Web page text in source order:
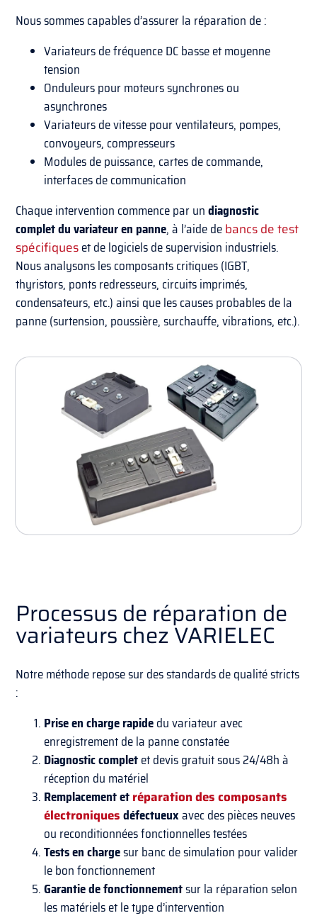
Nous sommes capables d’assurer la réparation de :
Variateurs de fréquence DC basse et moyenne
tension
Onduleurs pour moteurs synchrones ou
asynchrones
Variateurs de vitesse pour ventilateurs, pompes,
convoyeurs, compresseurs
Modules de puissance, cartes de commande,
interfaces de communication
Chaque intervention commence par undiagnostic
complet du variateur en panne, à l’aide debancs de test
spécifiqueset de logiciels de supervision industriels.
Nous analysons les composants critiques (IGBT,
thyristors, ponts redresseurs, circuits imprimés,
condensateurs, etc.) ainsi que les causes probables de la
panne (surtension, poussière, surchauffe, vibrations, etc.).
Processus de réparation de
variateurs chez VARIELEC
Notre méthode repose sur des standards de qualité stricts
:
Prise en charge rapidedu variateur avec
enregistrement de la panne constatée
Diagnostic completet devis gratuit sous 24/48h à
réception du matériel
Remplacement etréparation des composants
électroniquesdéfectueuxavec des pièces neuves
ou reconditionnées fonctionnelles testées
Tests en chargesur banc de simulation pour valider
le bon fonctionnement
Garantiede fonctionnementsur la réparation selon
les matériels et le type d’intervention